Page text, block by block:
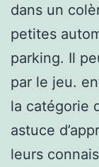
dans un
petites
parking. Il
par le jeu.
la catégorie
astuce
leurs